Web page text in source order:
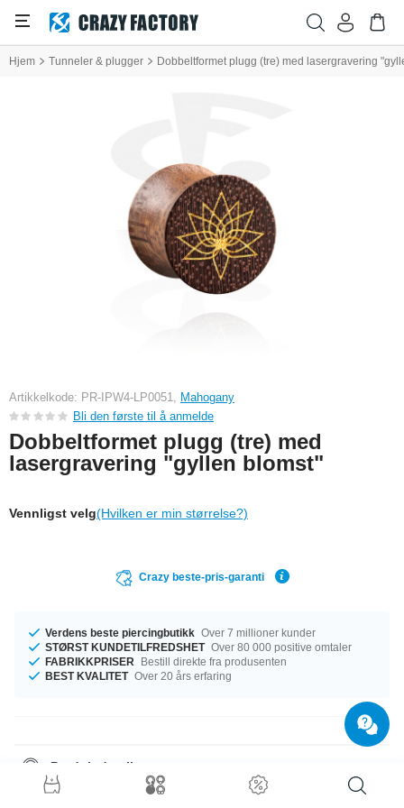
Hjem Tunneler & plugger Dobbeltformet plugg (tre) med lasergravering
Artikkelkode: PR-IPW4-LP0051, Mahogany
Bli den første til å anmelde
Dobbeltformet plugg (tre) med
lasergravering "gyllen blomst"
Vennligst velg(Hvilken er min størrelse?)
Crazy beste-pris-garanti
Verdens beste piercingbutikk Over 7 millioner kunder
STØRST KUNDETILFREDSHET Over 80 000 positive omtaler
FABRIKKPRISER
Bestill direkte fra produsenten
BEST KVALITET Over 20 års erfaring
Produktdetaljer
Den perfekte følgesvenn i enhver anledning … Tilgjengelig med diameter